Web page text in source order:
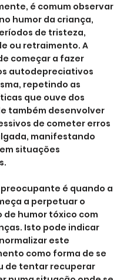
é comum observar
humor da criança,
de tristeza,
ou retraimento. A
começar a fazer
autodepreciativos
repetindo as
que ouve dos
também desenvolver
de cometer erros
manifestando
situações
é quando a
a perpetuar o
de humor tóxico com
Isto pode indicar
este
como forma de se
de tentar recuperar